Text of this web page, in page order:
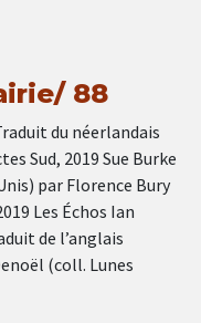
88
du néerlandais
Sud, 2019 Sue Burke
par Florence Bury
Les Échos Ian
de l’anglais
(coll. Lunes